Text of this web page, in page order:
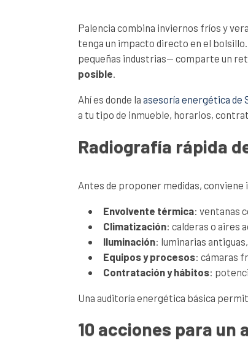
Palencia combina inviernos fríos y
tenga un impacto directo en el
pequeñas industrias— comparte un
posible.
Ahí es donde laasesoría energética de
a tu tipo de inmueble, horarios,
Radiografía rápida
Antes de proponer medidas, conviene
Envolvente térmica: ventanas
Climatización: calderas o aires
Iluminación: luminarias
Equipos y procesos: cámaras
Contratación y hábitos:
Una auditoría energética básica
10 acciones para un